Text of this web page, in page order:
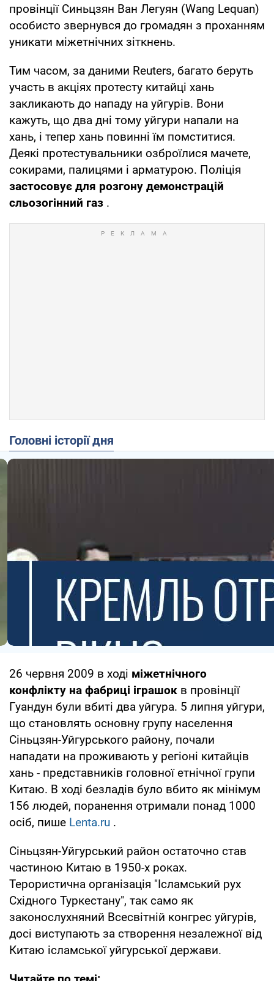
провінції Синьцзян Ван Легуян (Wang Lequan)
особисто звернувся до громадян з проханням
уникати міжетнічних зіткнень.
Тим часом, за даними Reuters, багато беруть
участь в акціях протесту китайці хань
закликають до нападу на уйгурів. Вони
кажуть, що два дні тому уйгури напали на
хань, і тепер хань повинні їм помститися.
Деякі протестувальники озброїлися мачете,
сокирами, палицями і арматурою. Поліція
застосовує для розгону демонстрацій
сльозогінний газ .
Головні історії дня
26 червня 2009 в ході міжетнічного
конфлікту на фабриці іграшок в провінції
Гуандун були вбиті два уйгура. 5 липня уйгури,
що становлять основну групу населення
Сіньцзян-Уйгурського району, почали
нападати на проживають у регіоні китайців
хань - представників головної етнічної групи
Китаю. В ході безладів було вбито як мінімум
156 людей, поранення отримали понад 1000
осіб, пише Lenta.ru .
Сіньцзян-Уйгурський район остаточно став
частиною Китаю в 1950-х роках.
Терористична організація "Ісламський рух
Східного Туркестану", так само як
законослухняний Всесвітній конгрес уйгурів,
досі виступають за створення незалежної від
Китаю ісламської уйгурської держави.